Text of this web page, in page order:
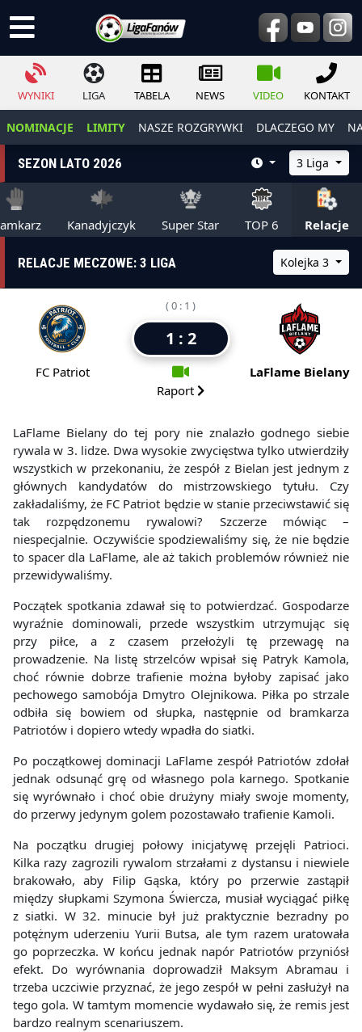
WYNIKI LIGA TABELA NEWS VIDEO KONTAKT
NOMINACJE LIMITY NASZE ROZGRYWKI DLACZEGO MY
SEZON LATO 2026 3 Liga
Kanadyjczyk Super Star TOP 6 Relacje
RELACJE MECZOWE: 3 LIGA Kolejka 3
FC Patriot
( 0 : 1 )
1 : 2
Raport
LaFlame Bielany
LaFlame Bielany do tej pory nie znalazło godnego siebie
rywala w 3. lidze. Dwa wysokie zwycięstwa tylko utwierdziły
wszystkich w przekonaniu, że zespół z Bielan jest jednym z
głównych kandydatów do mistrzowskiego tytułu. Czy
zakładaliśmy, że FC Patriot będzie w stanie przeciwstawić się
tak rozpędzonemu rywalowi? Szczerze mówiąc –
niespecjalnie. Oczywiście spodziewaliśmy się, że nie będzie
to spacer dla LaFlame, ale aż takich problemów również nie
przewidywaliśmy.
Początek spotkania zdawał się to potwierdzać. Gospodarze
wyraźnie dominowali, przede wszystkim utrzymując się
przy piłce, a z czasem przełożyli tę przewagę na
prowadzenie. Na listę strzelców wpisał się Patryk Kamola,
choć równie dobrze trafienie można byłoby zapisać jako
pechowego samobója Dmytro Olejnikowa. Piłka po strzale
odbiła się bowiem od słupka, następnie od bramkarza
Patriotów i dopiero wtedy wpadła do siatki.
Po początkowej dominacji LaFlame zespół Patriotów zdołał
jednak odsunąć grę od własnego pola karnego. Spotkanie
się wyrównało i choć obie drużyny miały swoje momenty,
do przerwy jedynym golem pozostawało trafienie Kamoli.
Na początku drugiej połowy inicjatywę przejęli Patrioci.
Kilka razy zagrozili rywalom strzałami z dystansu i niewiele
brakowało, aby Filip Gąska, który po przerwie zastąpił
między słupkami Szymona Świercza, musiał wyciągać piłkę
z siatki. W 32. minucie był już praktycznie bezradny po
potężnym uderzeniu Yurii Butsa, ale tym razem uratowała
go poprzeczka. W końcu jednak napór Patriotów przyniósł
efekt. Do wyrównania doprowadził Maksym Abramau i
trzeba uczciwie przyznać, że jego zespół w pełni zasłużył na
tego gola. W tamtym momencie wydawało się, że remis jest
bardzo realnym scenariuszem.